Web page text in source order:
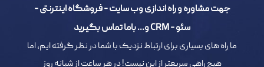
جهت مشاوره و راه اندازی وب سایت - فروشگاه اینترنتی -
سئو - CRM و... باما تماس بگیرید
ما راه های بسیاری برای ارتباط نزدیک با شما در نظر گرفته ایم، اما
هیچ راهی سریعتر از این نیست! در هر ساعت از شبانه روز